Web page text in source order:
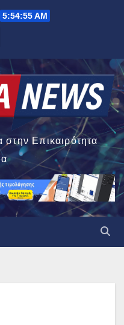
5:54:56 AM
στην Επικαιρότητα